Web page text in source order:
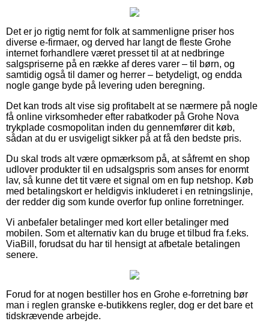
Det er jo rigtig nemt for folk at sammenligne priser hos
diverse e-firmaer, og derved har langt de fleste Grohe
internet forhandlere været presset til at at nedbringe
salgspriserne på en række af deres varer – til børn, og
samtidig også til damer og herrer – betydeligt, og endda
nogle gange byde på levering uden beregning.
Det kan trods alt vise sig profitabelt at se nærmere på nogle
få online virksomheder efter rabatkoder på Grohe Nova
trykplade cosmopolitan inden du gennemfører dit køb,
sådan at du er usvigeligt sikker på at få den bedste pris.
Du skal trods alt være opmærksom på, at såfremt en shop
udlover produkter til en udsalgspris som anses for enormt
lav, så kunne det tit være et signal om en fup netshop. Køb
med betalingskort er heldigvis inkluderet i en retningslinje,
der redder dig som kunde overfor fup online forretninger.
Vi anbefaler betalinger med kort eller betalinger med
mobilen. Som et alternativ kan du bruge et tilbud fra f.eks.
ViaBill, forudsat du har til hensigt at afbetale betalingen
senere.
Forud for at nogen bestiller hos en Grohe e-forretning bør
man i reglen granske e-butikkens regler, dog er det bare et
tidskrævende arbejde.